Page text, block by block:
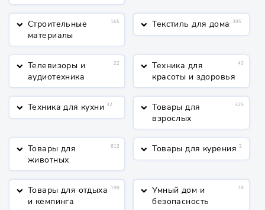
keyboard_arrow_down Строительные
материалы
165 keyboard_arrow_down Текстиль для дома 395
keyboard_arrow_down Телевизоры и
аудиотехника
22 keyboard_arrow_down Техника для
красоты и здоровья
43
keyboard_arrow_down Техника для кухни 32 keyboard_arrow_down Товары для
взрослых
325
keyboard_arrow_down Товары для
животных
612 keyboard_arrow_down Товары для курения 2
keyboard_arrow_down Товары для отдыха
и кемпинга
198 keyboard_arrow_down Умный дом и
безопасность
78